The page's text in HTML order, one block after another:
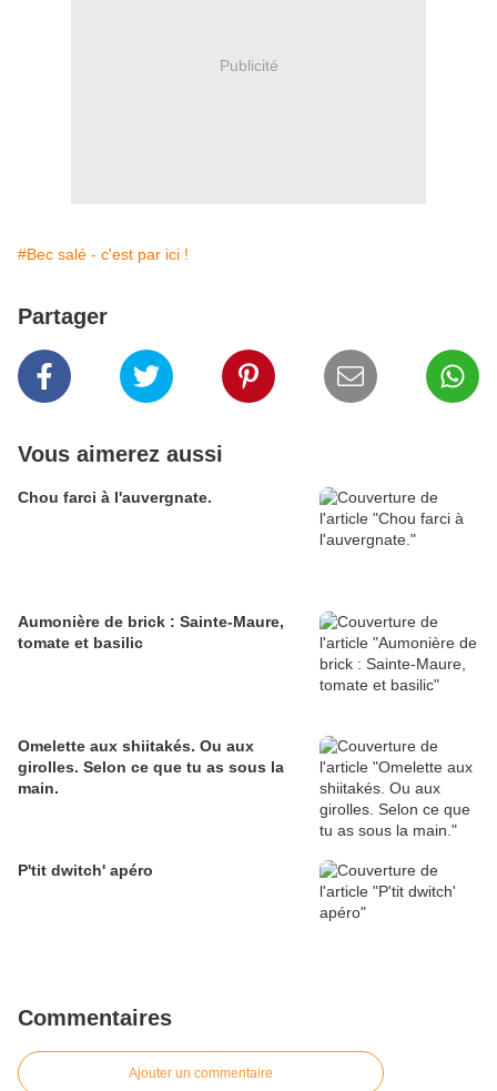
Publicité
#Bec salé - c'est par ici !
Partager
Vous aimerez aussi
Chou farci à l'auvergnate.
Aumonière de brick : Sainte-Maure,
tomate et basilic
Omelette aux shiitakés. Ou aux
girolles. Selon ce que tu as sous la
main.
P'tit dwitch' apéro
Commentaires
Ajouter un commentaire